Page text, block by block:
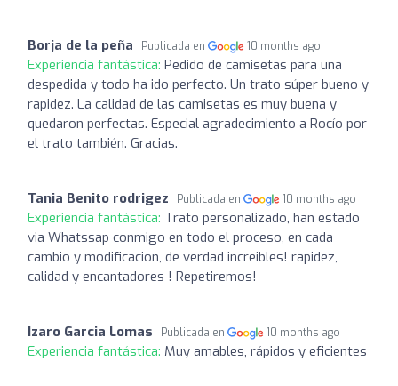
Borja de la peña Publicada en 10 months ago
Experiencia fantástica: Pedido de camisetas para una
despedida y todo ha ido perfecto. Un trato súper bueno y
rapidez. La calidad de las camisetas es muy buena y
quedaron perfectas. Especial agradecimiento a Rocío por
el trato también. Gracias.
Tania Benito rodrigez Publicada en 10 months ago
Experiencia fantástica: Trato personalizado, han estado
via Whatssap conmigo en todo el proceso, en cada
cambio y modificacion, de verdad increibles! rapidez,
calidad y encantadores ! Repetiremos!
Izaro Garcia Lomas Publicada en 10 months ago
Experiencia fantástica: Muy amables, rápidos y eficientes